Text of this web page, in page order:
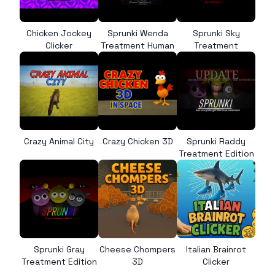
Chicken Jockey
Clicker
Sprunki Wenda
Treatment Human
Sprunki Sky
Treatment
Crazy Animal City Crazy Chicken 3D
Sprunki Raddy
Treatment Edition
Sprunki Gray
Treatment Edition
Cheese Chompers
3D
Italian Brainrot
Clicker